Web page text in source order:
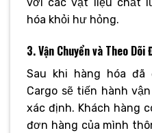
với các vật liệu chất
hóa khỏi hư hỏng.
3. Vận Chuyển và Theo Dõi
Sau khi hàng hóa đã
Cargo sẽ tiến hành
xác định. Khách hàng
đơn hàng của mình